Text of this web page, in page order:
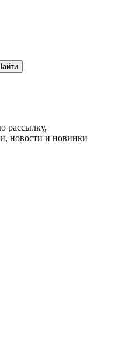
рассылку,
новости и новинки